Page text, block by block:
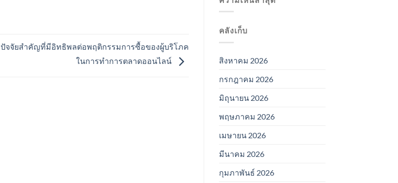
ปัจจัยสำคัญที่มีอิทธิพลต่อพฤติกรรมการซื้อของผู้บริโภค
ในการทำการตลาดออนไลน์
คลังเก็บ
สิงหาคม 2026
กรกฎาคม 2026
มิถุนายน 2026
พฤษภาคม 2026
เมษายน 2026
มีนาคม 2026
กุมภาพันธ์ 2026